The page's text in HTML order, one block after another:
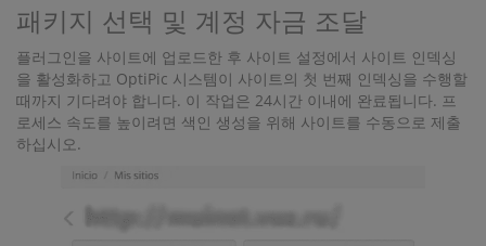
패키지 선택 및 계정 자금 조달
플러그인을 사이트에 업로드한 후 사이트 설정에서 사이트 인덱싱
을 활성화하고 OptiPic 시스템이 사이트의 첫 번째 인덱싱을 수행할
때까지 기다려야 합니다. 이 작업은 24시간 이내에 완료됩니다. 프
로세스 속도를 높이려면 색인 생성을 위해 사이트를 수동으로 제출
하십시오.